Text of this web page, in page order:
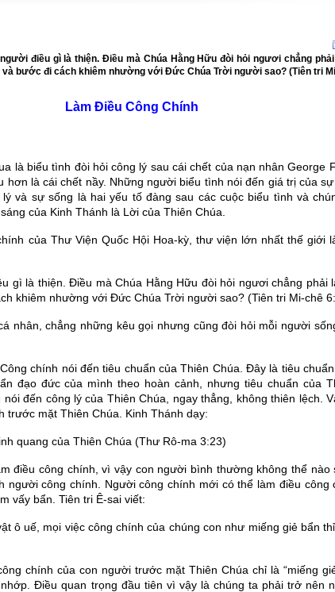
điều gì là thiện. Điều mà Chúa Hằng Hữu đòi hỏi ngươi chẳng
bước đi cách khiêm nhường với Đức Chúa Trời người sao? (Tiên tri
Làm Điều Công Chính
là biểu tình đòi hỏi công lý sau cái chết của nạn nhân George
hơn là cái chết nầy. Những người biểu tình nói đến giá trị của
và sự sống là hai yếu tố đàng sau các cuộc biểu tình và
của Kinh Thánh là Lời của Thiên Chúa.
của Thư Viện Quốc Hội Hoa-kỳ, thư viện lớn nhất thế giới
gì là thiện. Điều mà Chúa Hằng Hữu đòi hỏi ngươi chẳng phải
khiêm nhường với Đức Chúa Trời người sao? (Tiên tri Mi-chê
nhân, chẳng những kêu gọi nhưng cũng đòi hỏi mỗi người
chính nói đến tiêu chuẩn của Thiên Chúa. Đây là tiêu
đạo đức của mình theo hoàn cảnh, nhưng tiêu chuẩn của
đến công lý của Thiên Chúa, ngay thẳng, không thiên lệch.
trước mặt Thiên Chúa. Kinh Thánh dạy:
quang của Thiên Chúa (Thư Rô-ma 3:23)
điều công chính, vì vậy con người bình thường không thể nào
người công chính. Người công chính mới có thể làm điều công
vấy bẩn. Tiên tri Ê-sai viết:
ô uế, mọi việc công chính của chúng con như miếng giẻ bẩn
chính của con người trước mặt Thiên Chúa chỉ là “miếng
Điều quan trọng đầu tiên vì vậy là chúng ta phải trở nên